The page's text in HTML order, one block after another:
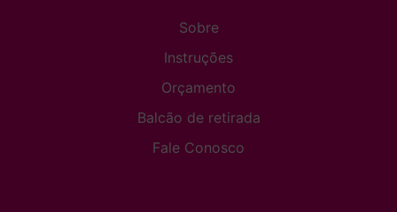
Sobre
Instruções
Orçamento
Balcão de retirada
Fale Conosco